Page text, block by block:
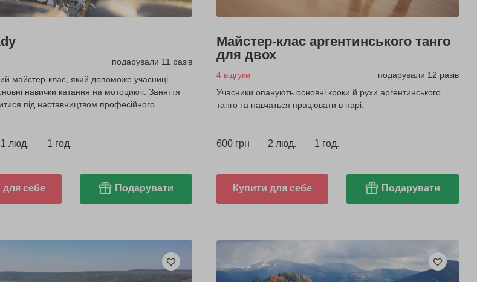
подарували 11 разів
майстер-клас, який допоможе учасниці
навички катання на мотоциклі. Заняття
під наставництвом професійного
1 люд. 1 год.
для себе Подарувати
Майстер-клас аргентинського танго
для двох
4 відгуки
подарували 12 разів
Учасники опанують основні кроки й рухи аргентинського
танго та навчаться працювати в парі.
600 грн 2 люд. 1 год.
Купити для себе Подарувати